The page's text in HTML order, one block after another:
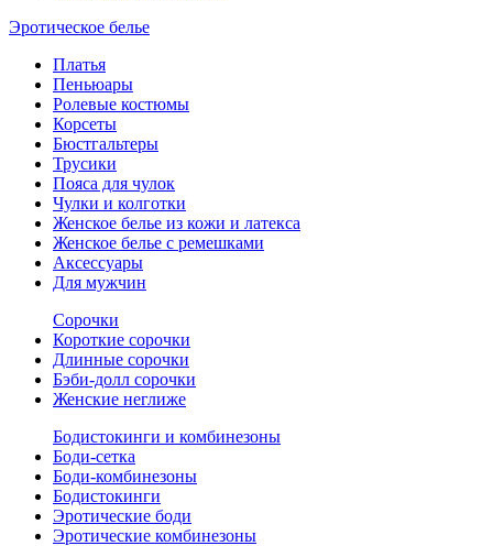
Эротическое белье
Платья
Пеньюары
Ролевые костюмы
Корсеты
Бюстгальтеры
Трусики
Пояса для чулок
Чулки и колготки
Женское белье из кожи и латекса
Женское белье с ремешками
Аксессуары
Для мужчин
Сорочки
Короткие сорочки
Длинные сорочки
Бэби-долл сорочки
Женские неглиже
Бодистокинги и комбинезоны
Боди-сетка
Боди-комбинезоны
Бодистокинги
Эротические боди
Эротические комбинезоны